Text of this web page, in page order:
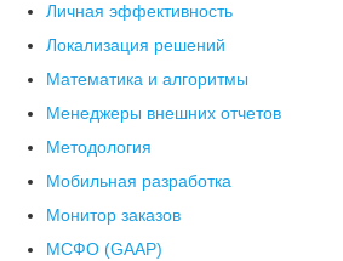
Личная эффективность
Локализация решений
Математика и алгоритмы
Менеджеры внешних отчетов
Методология
Мобильная разработка
Монитор заказов
МСФО (GAAP)